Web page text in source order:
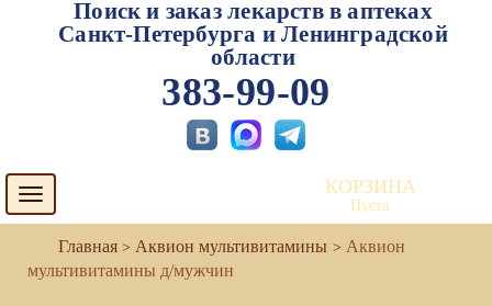
Поиск и заказ лекарств в аптеках
Санкт-Петербурга и Ленинградской
области
383-99-09
Toggle
navigation
КОРЗИНА
Пуста
Аквион мультивитамины
Аквион
мультивитамины д/мужчин